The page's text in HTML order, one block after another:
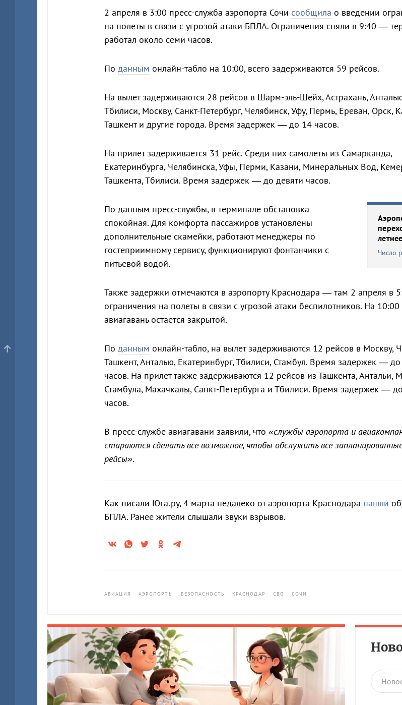
2 апреля в 3:00 пресс-служба аэропорта Сочи сообщила о введении
на полеты в связи с угрозой атаки БПЛА. Ограничения сняли в 9:40 —
работал около семи часов.
По данным онлайн-табло на 10:00, всего задерживаются 59 рейсов.
На вылет задерживаются 28 рейсов в Шарм-эль-Шейх, Астрахань,
Тбилиси, Москву, Санкт-Петербург, Челябинск, Уфу, Пермь, Ереван, Орск,
Ташкент и другие города. Время задержек — до 14 часов.
На прилет задерживается 31 рейс. Среди них самолеты из Самарканда,
Екатеринбурга, Челябинска, Уфы, Перми, Казани, Минеральных Вод,
Ташкента, Тбилиси. Время задержек — до девяти часов.
Число
По данным пресс-службы, в терминале обстановка
спокойная. Для комфорта пассажиров установлены
дополнительные скамейки, работают менеджеры по
гостеприимному сервису, функционируют фонтанчики с
питьевой водой.
Также задержки отмечаются в аэропорту Краснодара — там 2 апреля в
ограничения на полеты в связи с угрозой атаки беспилотников. На 10:00
авиагавань остается закрытой.
По данным онлайн-табло, на вылет задерживаются 12 рейсов в Москву,
Ташкент, Анталью, Екатеринбург, Тбилиси, Стамбул. Время задержек —
часов. На прилет также задерживаются 12 рейсов из Ташкента, Антальи,
Стамбула, Махачкалы, Санкт-Петербурга и Тбилиси. Время задержек —
часов.
В пресс-службе авиагавани заявили, что «службы аэропорта и
стараются сделать все возможное, чтобы обслужить все
рейсы».
Как писали Юга.ру, 4 марта недалеко от аэропорта Краснодара нашли
БПЛА. Ранее жители слышали звуки взрывов.
АВИАЦИЯ АЭРОПОРТЫ БЕЗОПАСНОСТЬ КРАСНОДАР СВО СОЧИ